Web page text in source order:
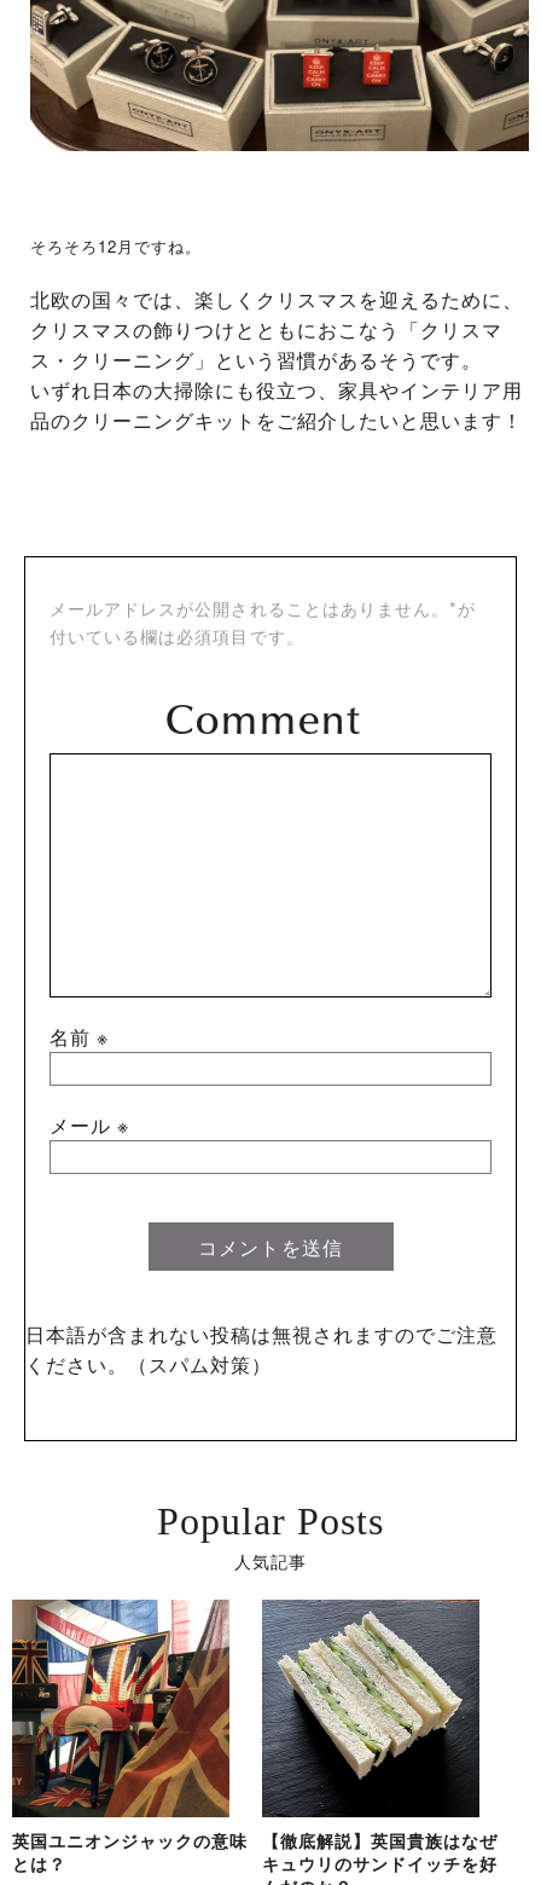
そろそろ12月ですね。
北欧の国々では、楽しくクリスマスを迎えるために、
クリスマスの飾りつけとともにおこなう「クリスマ
ス・クリーニング」という習慣があるそうです。
いずれ日本の大掃除にも役立つ、家具やインテリア用
品のクリーニングキットをご紹介したいと思います！
メールアドレスが公開されることはありません。*が
付いている欄は必須項目です。
名前※
メール※
日本語が含まれない投稿は無視されますのでご注意
ください。（スパム対策）
Popular Posts
人気記事
英国ユニオンジャックの意味
とは？
【徹底解説】英国貴族はなぜ
キュウリのサンドイッチを好